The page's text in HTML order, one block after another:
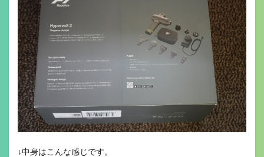
↓中身はこんな感じです。